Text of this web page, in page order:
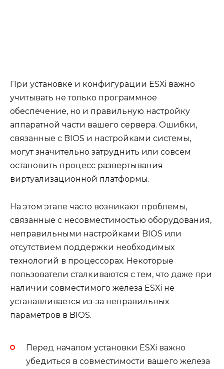
При установке и конфигурации ESXi важно
учитывать не только программное
обеспечение, но и правильную настройку
аппаратной части вашего сервера. Ошибки,
связанные с BIOS и настройками системы,
могут значительно затруднить или совсем
остановить процесс развертывания
виртуализационной платформы.
На этом этапе часто возникают проблемы,
связанные с несовместимостью оборудования,
неправильными настройками BIOS или
отсутствием поддержки необходимых
технологий в процессорах. Некоторые
пользователи сталкиваются с тем, что даже при
наличии совместимого железа ESXi не
устанавливается из-за неправильных
параметров в BIOS.
Перед началом установки ESXi важно
убедиться в совместимости вашего железа